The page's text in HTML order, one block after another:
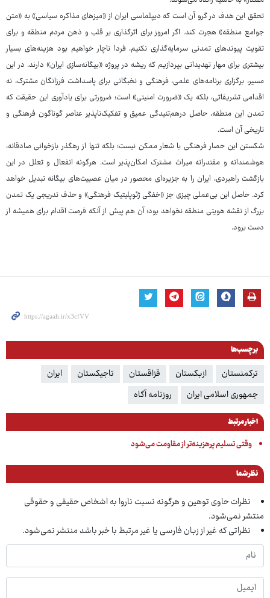
تحقق این هدف در گرو آن است که دیپلماسی ایران از «میزهای مذاکره سیاسی» به «متن
جوامع منطقه» هجرت کند. اگر امروز برای اثرگذاری بر قلب و ذهن مردم منطقه و برای
تقویت پیوندهای تمدنی سرمایه‌گذاری نکنیم، فردا ناچار خواهیم بود هزینه‌های بسیار
بیشتری برای مهار تهدیداتی بپردازیم که ریشه در پروژه «بیگانه‌سازی ایران» دارند. در این
مسیر، برگزاری برنامه‌های علمی، فرهنگی و نخبگانی برای پاسداشت فرزانگان مشترک، نه
اقدامی تشریفاتی، بلکه یک «ضرورت امنیتی» است؛ ضرورتی برای یادآوری این حقیقت که
تمدن این منطقه، حاصل درهم‌تنیدگی عمیق و تفکیک‌ناپذیر عناصر گوناگون فرهنگی و
تاریخی آن است.
شکستن این حصار فرهنگی با شعار ممکن نیست؛ بلکه تنها از رهگذر بازخوانی صادقانه،
هوشمندانه و مقتدرانه میراث مشترک امکان‌پذیر است. هرگونه انفعال و تعلل در این
بازگشت راهبردی، ایران را به جزیره‌ای محصور در میان عصبیت‌های بیگانه تبدیل خواهد
کرد. حاصل این بی‌عملی چیزی جز «خفگی ژئوپلیتیک فرهنگی» و حذف تدریجی یک تمدن
بزرگ از نقشه هویتی منطقه نخواهد بود؛ آن هم پیش از آنکه فرصت اقدام برای همیشه از
دست برود.
برچسب‌ها
ترکمنستان ازبکستان قزاقستان تاجیکستان
ایران
جمهوری اسلامی ایران
روزنامه آگاه
اخبار مرتبط
وقتی تسلیم پرهزینه‌تر از مقاومت می‌شود
نظر شما
نظرات حاوی توهین و هرگونه نسبت ناروا به اشخاص حقیقی و حقوقی
منتشر نمی‌شود.
نظراتی که غیر از زبان فارسی یا غیر مرتبط با خبر باشد منتشر نمی‌شود.